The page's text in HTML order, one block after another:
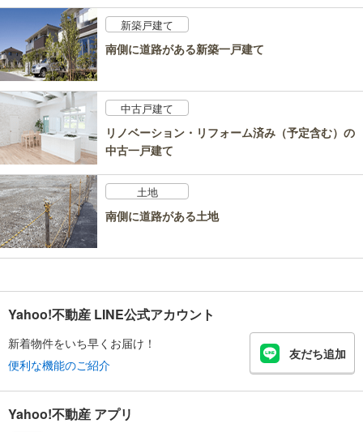
新築戸建て
南側に道路がある新築一戸建て
中古戸建て
リノベーション・リフォーム済み（予定含む）の
中古一戸建て
土地
南側に道路がある土地
Yahoo!不動産 LINE公式アカウント
新着物件をいち早くお届け！
便利な機能のご紹介
友だち追加
Yahoo!不動産 アプリ